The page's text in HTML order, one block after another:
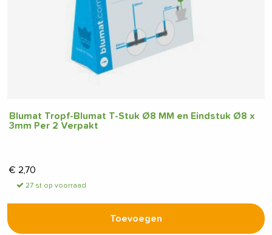
Blumat Tropf-Blumat T-Stuk Ø8 MM en Eindstuk Ø8 x
3mm Per 2 Verpakt
€ 2,70
27 st op voorraad
Toevoegen